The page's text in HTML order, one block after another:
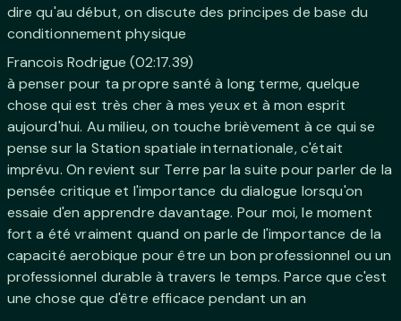
dire qu'au début, on discute des principes de base du
conditionnement physique
Francois Rodrigue (02:17.39)
à penser pour ta propre santé à long terme, quelque
chose qui est très cher à mes yeux et à mon esprit
aujourd'hui. Au milieu, on touche brièvement à ce qui se
pense sur la Station spatiale internationale, c'était
imprévu. On revient sur Terre par la suite pour parler de la
pensée critique et l'importance du dialogue lorsqu'on
essaie d'en apprendre davantage. Pour moi, le moment
fort a été vraiment quand on parle de l'importance de la
capacité aerobique pour être un bon professionnel ou un
professionnel durable à travers le temps. Parce que c'est
une chose que d'être efficace pendant un an